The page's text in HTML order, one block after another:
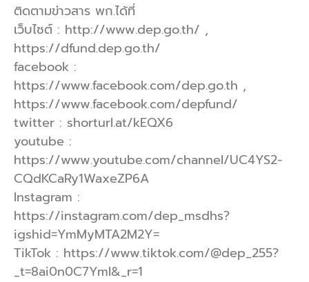
ติดตามข่าวสาร พก.ได้ที่
เว็บไซต์ : http://www.dep.go.th/ ,
https://dfund.dep.go.th/
facebook :
https://www.facebook.com/dep.go.th ,
https://www.facebook.com/depfund/
twitter : shorturl.at/kEQX6
youtube :
https://www.youtube.com/channel/UC4YS2-
CQdKCaRy1WaxeZP6A
Instagram :
https://instagram.com/dep_msdhs?
igshid=YmMyMTA2M2Y=
TikTok : https://www.tiktok.com/@dep_255?
_t=8ai0n0C7YmI&_r=1